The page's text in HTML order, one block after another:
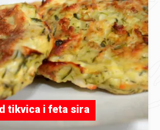
tikvica i feta sira